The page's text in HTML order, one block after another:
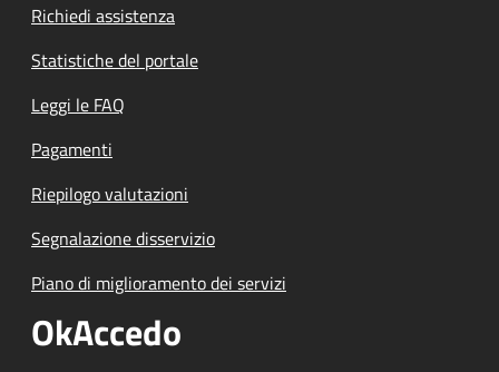
Richiedi assistenza
Statistiche del portale
Leggi le FAQ
Pagamenti
Riepilogo valutazioni
Segnalazione disservizio
Piano di miglioramento dei servizi
OkAccedo